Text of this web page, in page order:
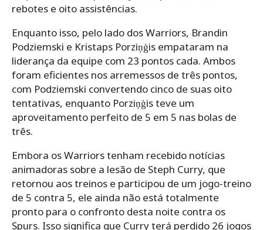
rebotes e oito assistências.
Enquanto isso, pelo lado dos Warriors, Brandin
Podziemski e Kristaps Porziņģis empataram na
liderança da equipe com 23 pontos cada. Ambos
foram eficientes nos arremessos de três pontos,
com Podziemski convertendo cinco de suas oito
tentativas, enquanto Porziņģis teve um
aproveitamento perfeito de 5 em 5 nas bolas de
três.
Embora os Warriors tenham recebido notícias
animadoras sobre a lesão de Steph Curry, que
retornou aos treinos e participou de um jogo-treino
de 5 contra 5, ele ainda não está totalmente
pronto para o confronto desta noite contra os
Spurs. Isso significa que Curry terá perdido 26 jogos